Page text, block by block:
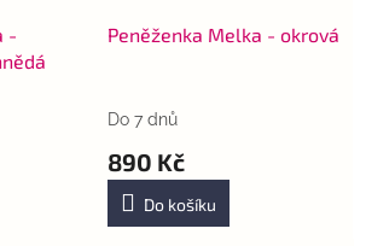
-
Peněženka Melka - okrová
Do 7 dnů
890 Kč
Do košíku